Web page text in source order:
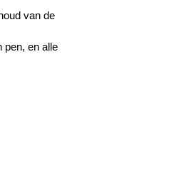
van de
pen, en alle